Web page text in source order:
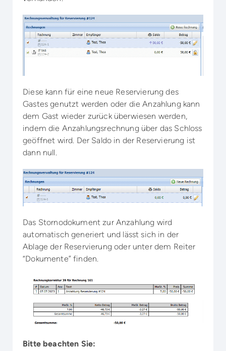
Diese kann für eine neue Reservierung des
Gastes genutzt werden oder die Anzahlung kann
dem Gast wieder zurück überwiesen werden,
indem die Anzahlungsrechnung über das Schloss
geöffnet wird. Der Saldo in der Reservierung ist
dann null.
Das Stornodokument zur Anzahlung wird
automatisch generiert und lässt sich in der
Ablage der Reservierung oder unter dem Reiter
“Dokumente” finden.
Bitte beachten Sie: